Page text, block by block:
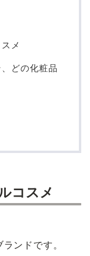
メ
どの化粧品
コスメ
ンドです。